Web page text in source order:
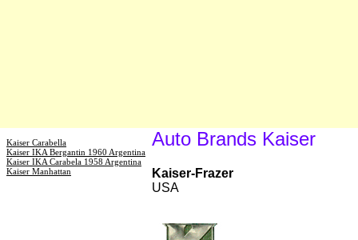
Kaiser Carabella
Kaiser IKA Bergantin 1960 Argentina
Kaiser IKA Carabela 1958 Argentina
Kaiser Manhattan
Auto Brands Kaiser
Kaiser-Frazer
USA